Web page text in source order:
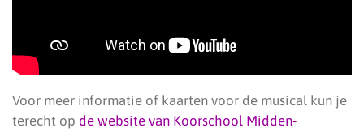
Voor meer informatie of kaarten voor de musical kun je
terecht op de website van Koorschool Midden-